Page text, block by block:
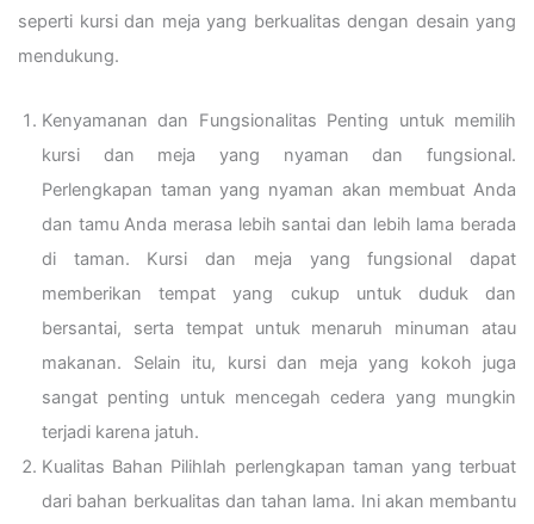
seperti kursi dan meja yang berkualitas dengan desain yang
mendukung.
Kenyamanan dan Fungsionalitas Penting untuk memilih
kursi dan meja yang nyaman dan fungsional.
Perlengkapan taman yang nyaman akan membuat Anda
dan tamu Anda merasa lebih santai dan lebih lama berada
di taman. Kursi dan meja yang fungsional dapat
memberikan tempat yang cukup untuk duduk dan
bersantai, serta tempat untuk menaruh minuman atau
makanan. Selain itu, kursi dan meja yang kokoh juga
sangat penting untuk mencegah cedera yang mungkin
terjadi karena jatuh.
Kualitas Bahan Pilihlah perlengkapan taman yang terbuat
dari bahan berkualitas dan tahan lama. Ini akan membantu